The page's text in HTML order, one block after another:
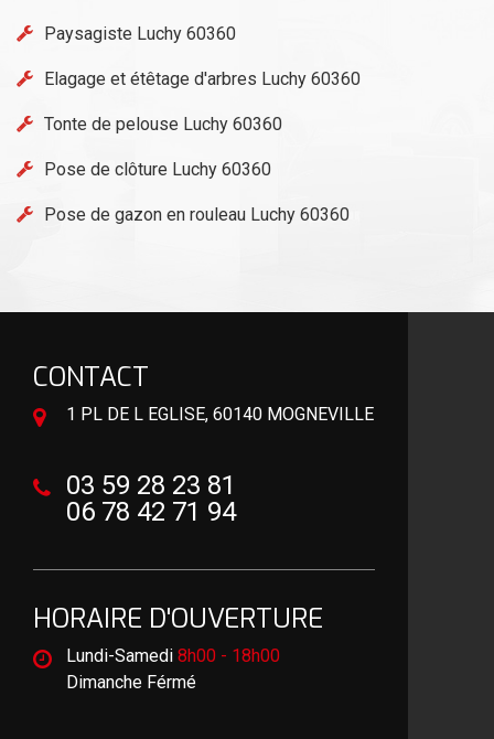
Paysagiste Luchy 60360
Elagage et étêtage d'arbres Luchy 60360
Tonte de pelouse Luchy 60360
Pose de clôture Luchy 60360
Pose de gazon en rouleau Luchy 60360
CONTACT
1 PL DE L EGLISE, 60140 MOGNEVILLE
03 59 28 23 81
06 78 42 71 94
HORAIRE D'OUVERTURE
Lundi-Samedi 8h00 - 18h00
Dimanche Férmé